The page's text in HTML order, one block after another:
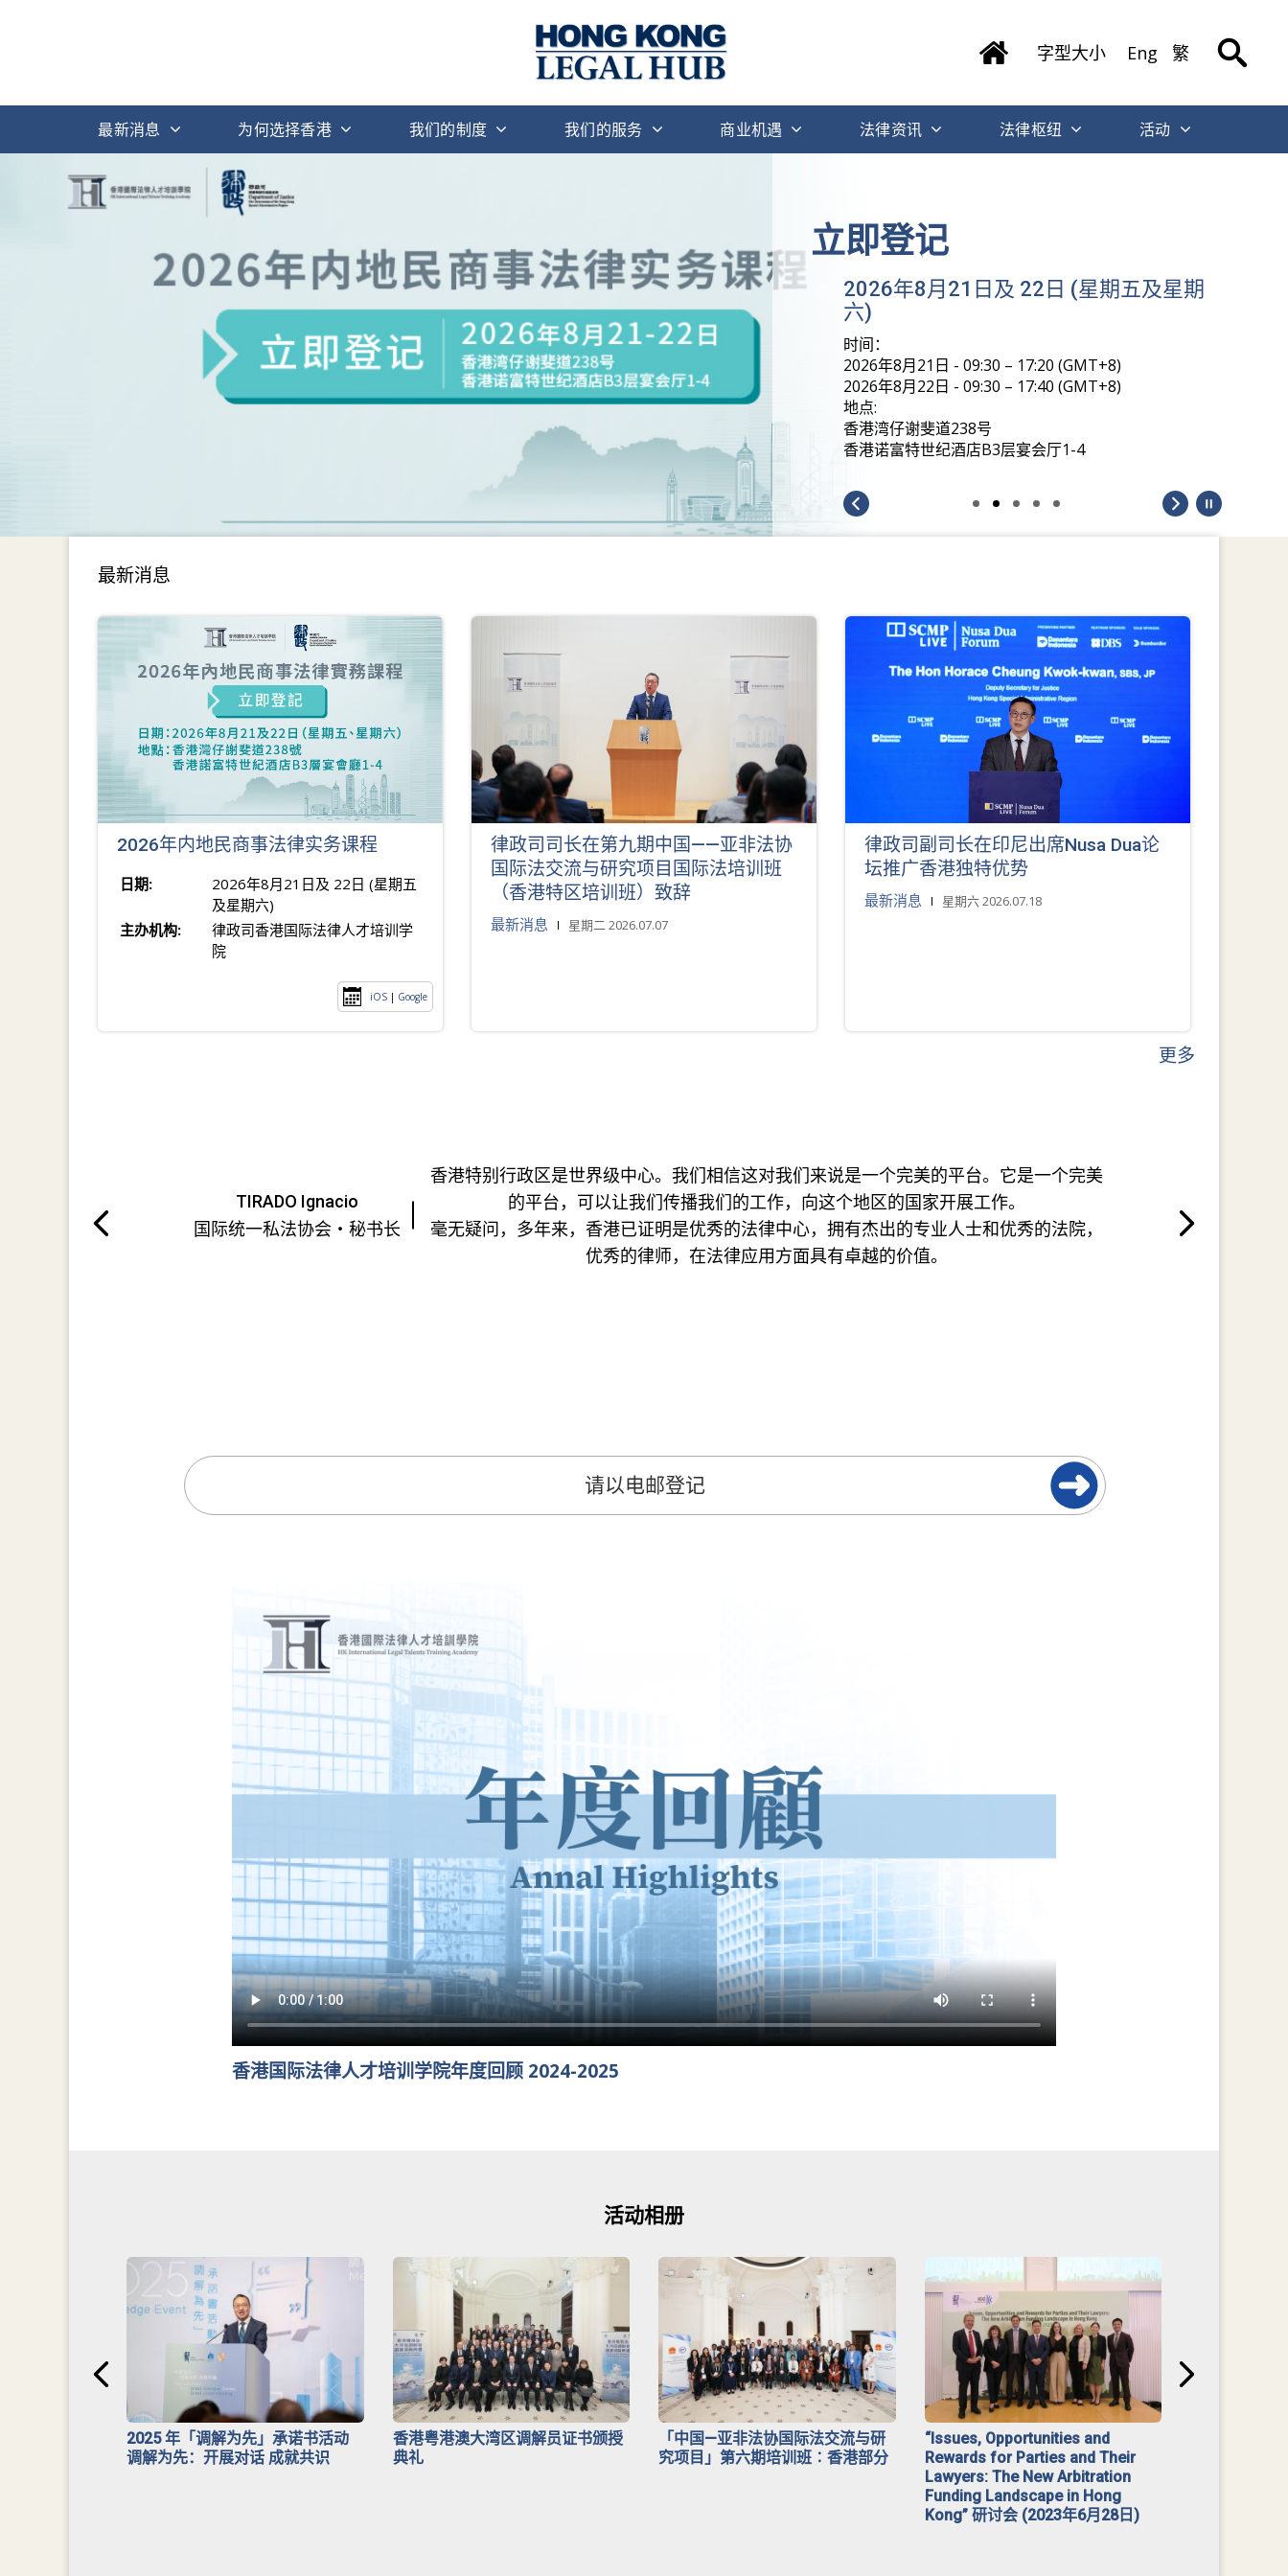
字型大小 Eng 繁
最新消息 为何选择香港 我们的制度 我们的服务 商业机遇 法律资讯 法律枢纽 活动
立即登记
2026年8月21日及 22日 (星期五及星期
六)
时间：
2026年8月21日 - 09:30 – 17:20 (GMT+8)
2026年8月22日 - 09:30 – 17:40 (GMT+8)
地点:
香港湾仔谢斐道238号
香港诺富特世纪酒店B3层宴会厅1-4
最新消息
2026年内地民商事法律实务课程
日期:
2026年8月21日及 22日 (星期五
及星期六)
主办机构:
律政司香港国际法律人才培训学
院
iOS | Google
律政司司长在第九期中国——亚非法协
国际法交流与研究项目国际法培训班
（香港特区培训班）致辞
最新消息 星期二 2026.07.07
律政司副司长在印尼出席Nusa Dua论
坛推广香港独特优势
最新消息 星期六 2026.07.18
更多
TIRADO Ignacio
国际统一私法协会・秘书长
香港特别行政区是世界级中心。我们相信这对我们来说是一个完美的平台。它是一个完美
的平台，可以让我们传播我们的工作，向这个地区的国家开展工作。
毫无疑问，多年来，香港已证明是优秀的法律中心，拥有杰出的专业人士和优秀的法院，
优秀的律师，在法律应用方面具有卓越的价值。
香港国际法律人才培训学院年度回顾 2024-2025
活动相册
2025 年「调解为先」承诺书活动
调解为先：开展对话 成就共识
香港粤港澳大湾区调解员证书颁授
典礼
「中国—亚非法协国际法交流与研
究项目」第六期培训班∶香港部分
“Issues, Opportunities and
Rewards for Parties and Their
Lawyers: The New Arbitration
Funding Landscape in Hong
Kong” 研讨会 (2023年6月28日)